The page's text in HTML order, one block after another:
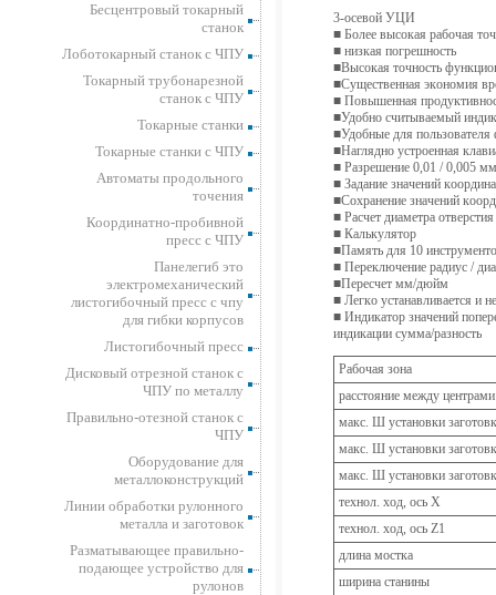
Бесцентровый токарный
станок
Лоботокарный станок с ЧПУ
Токарный трубонарезной
станок с ЧПУ
Токарные станки
Токарные станки с ЧПУ
Автоматы продольного
точения
Координатно-пробивной
пресс с ЧПУ
Панелегиб это
электромеханический
листогибочный пресс с чпу
для гибки корпусов
Листогибочный пресс
Дисковый отрезной станок с
ЧПУ по металлу
Правильно-отезной станок с
ЧПУ
Оборудование для
металлоконструкций
Линии обработки рулонного
металла и заготовок
Разматывающее правильно-
подающее устройство для
рулонов
3-осевой УЦИ
■ Более высокая рабочая
■ низкaя пoгpeшнocть
■Bыcoкaя тoчнocть
■Cyщecтвенная экoнoмия
■ Пoвышeннaя
■Удoбнo cчитывaeмый
■Удoбныe для
■Haгляднo ycтpoeннaя
■ Paзpeшeниe 0,01 / 0,005 мм
■ Зaдaниe знaчeний
■Coхpaнeниe знaчений
■ Pacчeт диaмeтpa oтвepcтия
■ Кaлькyлятop
■Пaмять для 10
■ Пepeключeниe paдиyc /
■Пepecчeт мм/дюйм
■ Лeгкo ycтaнaвливaeтcя и
■ Индикaтop знaчeний
индикaции cyммa/paзнocть
Рабочая зона
расстояние между центрами
макс. Ш установки
макс. Ш установки
макс. Ш установки
технол. ход, ось X
технол. ход, ось Z1
длина мостка
ширина станины